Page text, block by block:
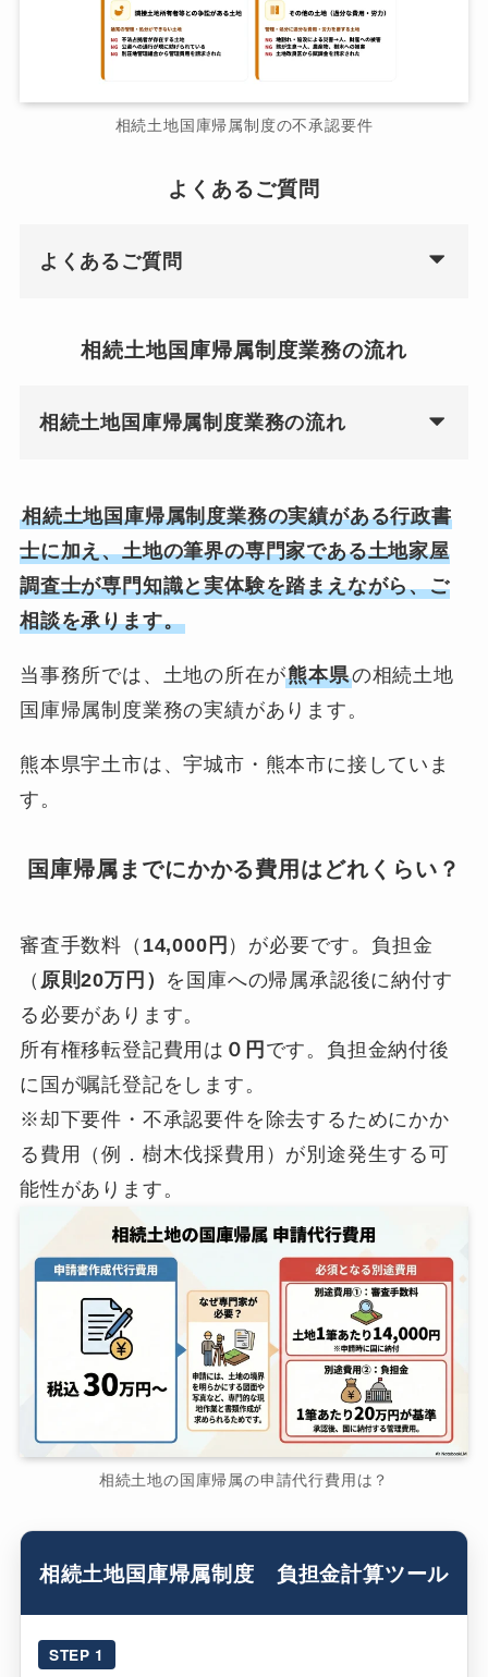
相続土地国庫帰属制度の不承認要件
よくあるご質問
よくあるご質問
相続土地国庫帰属制度業務の流れ
相続土地国庫帰属制度業務の流れ
相続土地国庫帰属制度業務の実績がある行政書
士に加え、土地の筆界の専門家である土地家屋
調査士が専門知識と実体験を踏まえながら、ご
相談を承ります。
当事務所では、土地の所在が熊本県の相続土地
国庫帰属制度業務の実績があります。
熊本県宇土市は、宇城市・熊本市に接していま
す。
国庫帰属までにかかる費用はどれくらい？
審査手数料（ 14,000円 ）が必要です。負担金
（ 原則20万円） を国庫への帰属承認後に納付す
る必要があります。
所有権移転登記費用は ０円 です。負担金納付後
に国が嘱託登記をします。
※却下要件・不承認要件を除去するためにかか
る費用（例．樹木伐採費用）が別途発生する可
能性があります。
相続土地の国庫帰属の申請代行費用は？
相続土地国庫帰属制度 負担金計算ツール
STEP 1